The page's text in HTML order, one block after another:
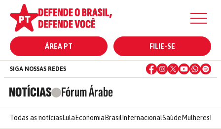
ÁREA PT FILIE-SE
NOTÍCIAS Fórum Árabe
SIGA NOSSAS REDES
Todas as notícias Lula Economia Brasil InternacionalSaúde Mulheres